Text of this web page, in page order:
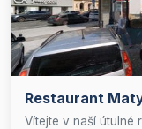
Restaurant
Vítejte v naší útulné